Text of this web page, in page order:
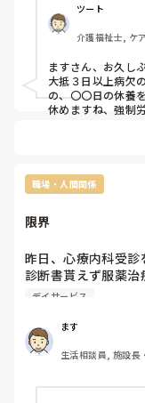
ツート
介護福祉士, ケ
ますさん、お久し
大抵３日以上病欠
の、〇〇日の休養
休めますね、強制
談されれば書いて
の手続きを進んで
いところです…「
職場・人間関係
限界
昨日、心療内科受診
診断書貰えず服薬治
今日も出勤と思うと
昨日受診した心療内
たい。
この同一月に同じ
ください。
デイサービス
ます
生活相談員, 施設長